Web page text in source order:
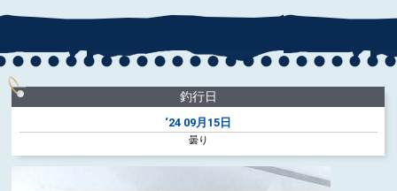
釣行日
‘24 09月15日
曇り